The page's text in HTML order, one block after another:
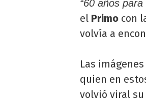
“60 años
el Primo con
volvía a
Las
quien en
volvió viral